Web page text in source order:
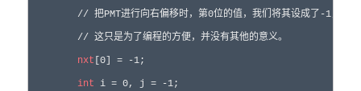
        // 把PMT进行向右偏移时，第0位的值，我们将其设成了-1，
        // 这只是为了编程的方便，并没有其他的意义。
nxt [0] = -1;
int i = 0, j = -1;